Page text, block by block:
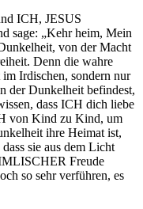
ICH, JESUS
sage: „Kehr heim, Mein
von der Macht
Denn die wahre
Irdischen, sondern nur
der Dunkelheit befindest,
dass ICH dich liebe
von Kind zu Kind, um
ihre Heimat ist,
sie aus dem Licht
Freude
so sehr verführen, es